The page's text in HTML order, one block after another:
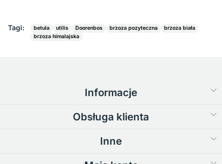
Tagi: betula utilis Doorenbos brzoza pozyteczna
brzoza biała
brzoza himalajska
Informacje
Obsługa klienta
Inne